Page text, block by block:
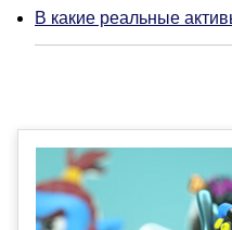
В какие реальные